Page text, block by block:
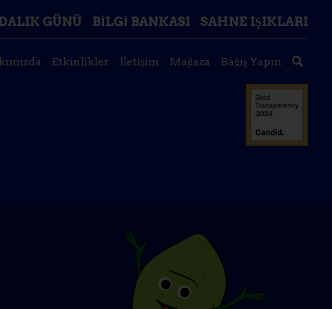
GÜNÜ BILGI BANKASI SAHNE IŞIKLARI
Etkinlikler İletişim Mağaza Bağış Yapın